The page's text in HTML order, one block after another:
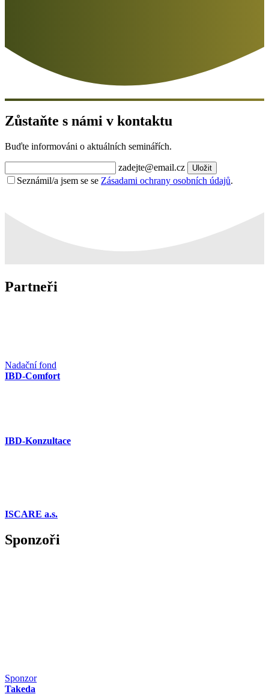
Zůstaňte s námi v kontaktu
Buďte informováni o aktuálních seminářích.
zadejte@email.cz Uložit
Seznámil/a jsem se se Zásadami ochrany osobních údajů.
Partneři
Nadační fond
IBD-Comfort
IBD-Konzultace
ISCARE a.s.
Sponzoři
Sponzor
Takeda